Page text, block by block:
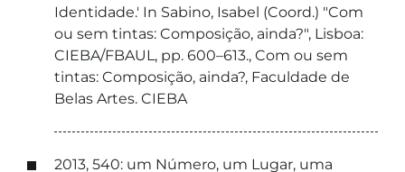
Identidade.' In Sabino, Isabel (Coord.) "Com
ou sem tintas: Composição, ainda?", Lisboa:
CIEBA/FBAUL, pp. 600–613., Com ou sem
tintas: Composição, ainda?, Faculdade de
Belas Artes. CIEBA
2013, 540: um Número, um Lugar, uma